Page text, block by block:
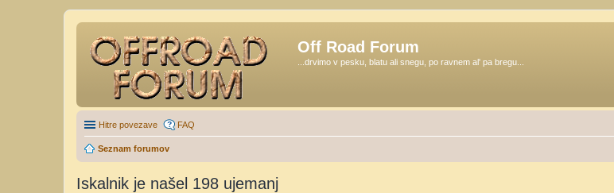
Off Road Forum
...drvimo v pesku, blatu ali snegu, po ravnem al' pa bregu...
Hitre povezave FAQ
Seznam forumov
Iskalnik je našel 198 ujemanj